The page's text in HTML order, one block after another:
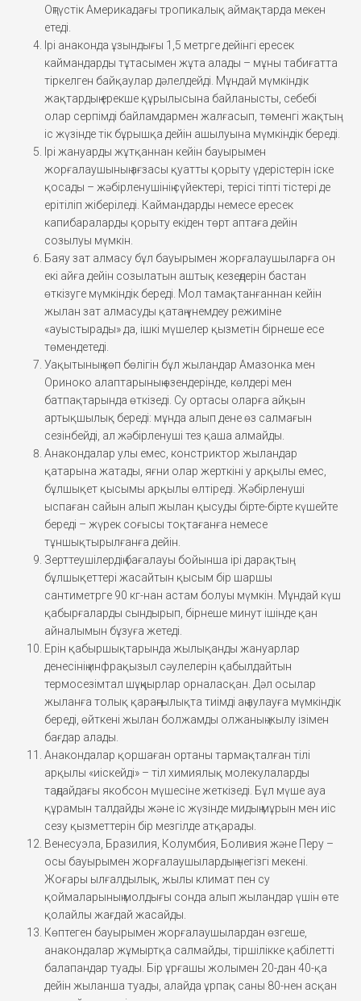
Оңтүстік Америкадағы тропикалық аймақтарда мекен
етеді.
Ірі анаконда ұзындығы 1,5 метрге дейінгі ересек
каймандарды тұтасымен жұта алады – мұны табиғатта
тіркелген байқаулар дәлелдейді. Мұндай мүмкіндік
жақтардың ерекше құрылысына байланысты, себебі
олар серпімді байламдармен жалғасып, төменгі жақтың
іс жүзінде тік бұрышқа дейін ашылуына мүмкіндік береді.
Ірі жануарды жұтқаннан кейін бауырымен
жорғалаушының ағзасы қуатты қорыту үдерістерін іске
қосады – жәбірленушінің сүйектері, терісі тіпті тістері де
ерітіліп жіберіледі. Каймандарды немесе ересек
капибараларды қорыту екіден төрт аптаға дейін
созылуы мүмкін.
Баяу зат алмасу бұл бауырымен жорғалаушыларға он
екі айға дейін созылатын аштық кезеңдерін бастан
өткізуге мүмкіндік береді. Мол тамақтанғаннан кейін
жылан зат алмасуды қатаң үнемдеу режиміне
«ауыстырады» да, ішкі мүшелер қызметін бірнеше есе
төмендетеді.
Уақытының көп бөлігін бұл жыландар Амазонка мен
Ориноко алаптарының өзендерінде, көлдері мен
батпақтарында өткізеді. Су ортасы оларға айқын
артықшылық береді: мұнда алып дене өз салмағын
сезінбейді, ал жәбірленуші тез қаша алмайды.
Анакондалар улы емес, констриктор жыландар
қатарына жатады, яғни олар жерткіні у арқылы емес,
бұлшықет қысымы арқылы өлтіреді. Жәбірленуші
ыспаған сайын алып жылан қысуды бірте-бірте күшейте
береді – жүрек соғысы тоқтағанға немесе
тұншықтырылғанға дейін.
Зерттеушілердің бағалауы бойынша ірі дарақтың
бұлшықеттері жасайтын қысым бір шаршы
сантиметрге 90 кг-нан астам болуы мүмкін. Мұндай күш
қабырғаларды сындырып, бірнеше минут ішінде қан
айналымын бұзуға жетеді.
Ерін қабыршықтарында жылықанды жануарлар
денесінің инфрақызыл сәулелерін қабылдайтын
термосезімтал шұңқырлар орналасқан. Дәл осылар
жыланға толық қараңғылықта тиімді аң аулауға мүмкіндік
береді, өйткені жылан болжамды олжаның жылу ізімен
бағдар алады.
Анакондалар қоршаған ортаны тармақталған тілі
арқылы «иіскейді» – тіл химиялық молекулаларды
таңдайдағы якобсон мүшесіне жеткізеді. Бұл мүше ауа
құрамын талдайды және іс жүзінде мидың мұрын мен иіс
сезу қызметтерін бір мезгілде атқарады.
Венесуэла, Бразилия, Колумбия, Боливия және Перу –
осы бауырымен жорғалаушылардың негізгі мекені.
Жоғары ылғалдылық, жылы климат пен су
қоймаларының молдығы сонда алып жыландар үшін өте
қолайлы жағдай жасайды.
Көптеген бауырымен жорғалаушылардан өзгеше,
анакондалар жұмыртқа салмайды, тіршілікке қабілетті
балапандар туады. Бір ұрғашы жолымен 20-дан 40-қа
дейін жыланша туады, алайда ұрпақ саны 80-нен асқан